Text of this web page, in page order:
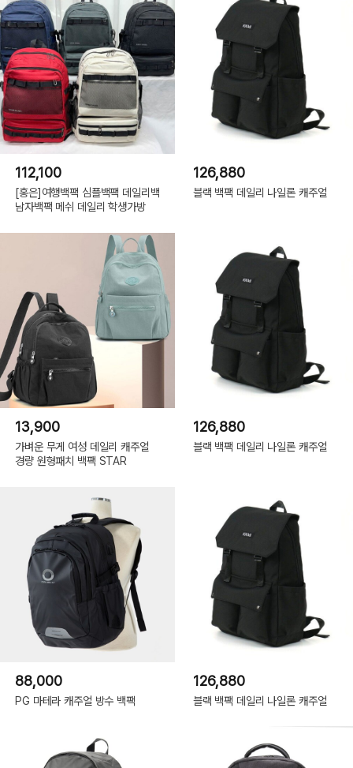
112,100
[홍은]여행백팩 심플백팩 데일리백
남자백팩 메쉬 데일리 학생가방
126,880
블랙 백팩 데일리 나일론 캐주얼
13,900
가벼운 무게 여성 데일리 캐주얼
경량 원형패치 백팩 STAR
126,880
블랙 백팩 데일리 나일론 캐주얼
88,000
PG 마테라 캐주얼 방수 백팩
126,880
블랙 백팩 데일리 나일론 캐주얼